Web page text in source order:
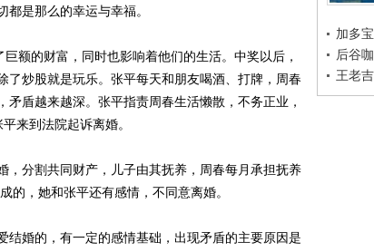
加多
后谷
王老
都是那么的幸运与幸福。
的财富，同时也影响着他们的生活。中奖以后，
炒股就是玩乐。张平每天和朋友喝酒、打牌，周春
盾越来越深。张平指责周春生活懒散，不务正业，
来到法院起诉离婚。
分割共同财产，儿子由其抚养，周春每月承担抚养
的，她和张平还有感情，不同意离婚。
婚的，有一定的感情基础，出现矛盾的主要原因是